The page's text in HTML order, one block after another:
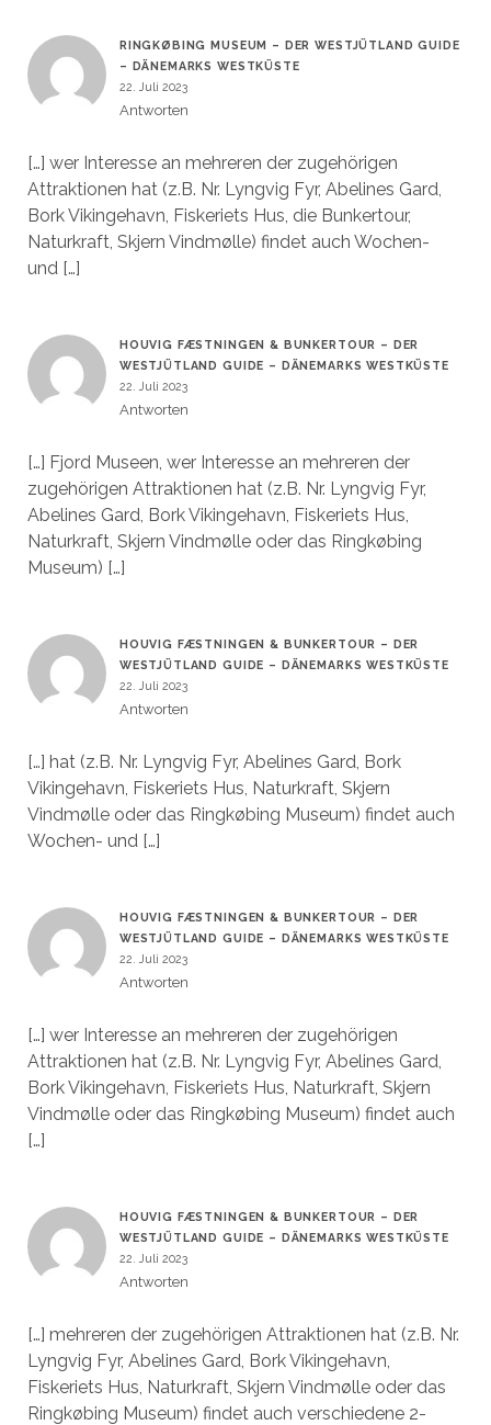
RINGKØBING MUSEUM – DER WESTJÜTLAND GUIDE
– DÄNEMARKS WESTKÜSTE
22. Juli 2023
Antworten
[…] wer Interesse an mehreren der zugehörigen
Attraktionen hat (z.B. Nr. Lyngvig Fyr, Abelines Gard,
Bork Vikingehavn, Fiskeriets Hus, die Bunkertour,
Naturkraft, Skjern Vindmølle) findet auch Wochen-
und […]
HOUVIG FÆSTNINGEN & BUNKERTOUR – DER
WESTJÜTLAND GUIDE – DÄNEMARKS WESTKÜSTE
22. Juli 2023
Antworten
[…] Fjord Museen, wer Interesse an mehreren der
zugehörigen Attraktionen hat (z.B. Nr. Lyngvig Fyr,
Abelines Gard, Bork Vikingehavn, Fiskeriets Hus,
Naturkraft, Skjern Vindmølle oder das Ringkøbing
Museum) […]
HOUVIG FÆSTNINGEN & BUNKERTOUR – DER
WESTJÜTLAND GUIDE – DÄNEMARKS WESTKÜSTE
22. Juli 2023
Antworten
[…] hat (z.B. Nr. Lyngvig Fyr, Abelines Gard, Bork
Vikingehavn, Fiskeriets Hus, Naturkraft, Skjern
Vindmølle oder das Ringkøbing Museum) findet auch
Wochen- und […]
HOUVIG FÆSTNINGEN & BUNKERTOUR – DER
WESTJÜTLAND GUIDE – DÄNEMARKS WESTKÜSTE
22. Juli 2023
Antworten
[…] wer Interesse an mehreren der zugehörigen
Attraktionen hat (z.B. Nr. Lyngvig Fyr, Abelines Gard,
Bork Vikingehavn, Fiskeriets Hus, Naturkraft, Skjern
Vindmølle oder das Ringkøbing Museum) findet auch
[…]
HOUVIG FÆSTNINGEN & BUNKERTOUR – DER
WESTJÜTLAND GUIDE – DÄNEMARKS WESTKÜSTE
22. Juli 2023
Antworten
[…] mehreren der zugehörigen Attraktionen hat (z.B. Nr.
Lyngvig Fyr, Abelines Gard, Bork Vikingehavn,
Fiskeriets Hus, Naturkraft, Skjern Vindmølle oder das
Ringkøbing Museum) findet auch verschiedene 2-